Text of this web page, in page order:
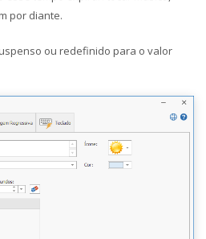
por diante.
ou redefinido para o valor